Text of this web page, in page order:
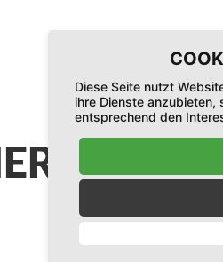
Diese Seite nutzt
ihre Dienste
entsprechend den